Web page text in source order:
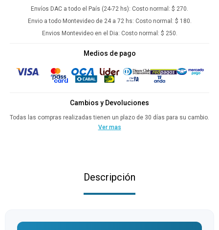
Envíos DAC a todo el País (24-72 hs): Costo normal: $ 270.
Envio a todo Montevideo de 24 a 72 hs: Costo normal: $ 180.
Envios Montevideo en el Dia: Costo normal: $ 250.
Medios de pago
Cambios y Devoluciones
Todas las compras realizadas tienen un plazo de 30 días para su cambio.
Ver mas
Descripción